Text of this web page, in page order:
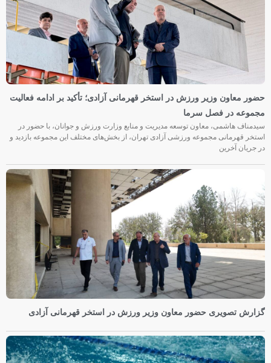
حضور معاون وزیر ورزش در استخر قهرمانی آزادی؛ تأکید بر ادامه فعالیت
مجموعه در فصل سرما
سیدمناف هاشمی، معاون توسعه مدیریت و منابع وزارت ورزش و جوانان، با حضور در
استخر قهرمانی مجموعه ورزشی آزادی تهران، از بخش‌های مختلف این مجموعه بازدید و
در جریان آخرین
گزارش تصویری حضور معاون وزیر ورزش در استخر قهرمانی آزادی